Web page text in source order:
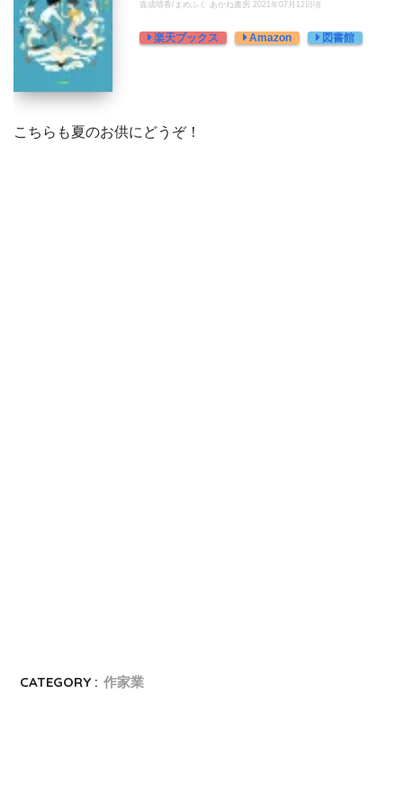
嘉成晴香/まめふく あかね書房 2021年07月12日頃
楽天ブックス Amazon 図書館
こちらも夏のお供にどうぞ！
CATEGORY : 作家業